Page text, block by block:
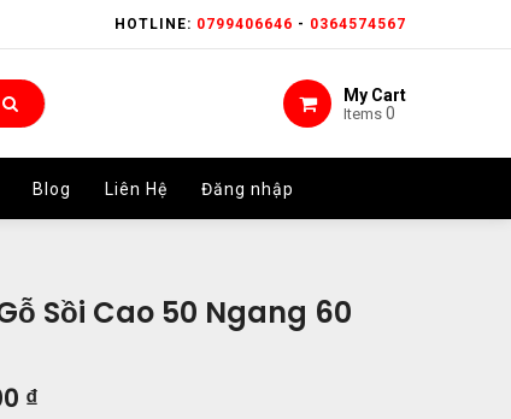
HOTLINE: 0799406646 - 0364574567
My Cart
Items 0
Blog Liên Hệ Đăng nhập
HOTLINE: 0799406646 - 0364574567
My Cart
Items 0
Blog Liên Hệ Đăng nhập
Sồi Cao 50 Ngang 60
₫